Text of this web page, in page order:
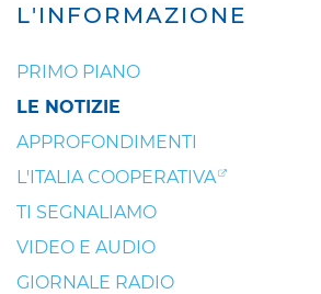
L'INFORMAZIONE
PRIMO PIANO
LE NOTIZIE
APPROFONDIMENTI
L'ITALIA COOPERATIVA
TI SEGNALIAMO
VIDEO E AUDIO
GIORNALE RADIO